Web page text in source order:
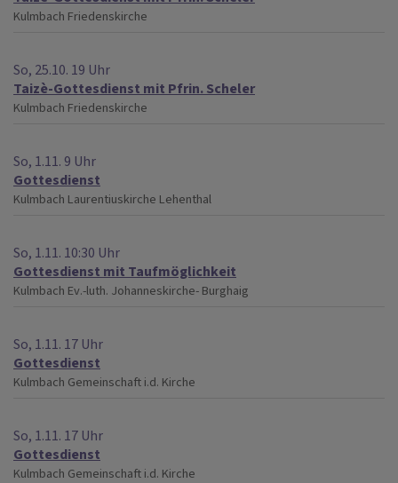
Kulmbach Friedenskirche
So, 25.10. 19 Uhr
Taizè-Gottesdienst mit Pfrin. Scheler
Kulmbach Friedenskirche
So, 1.11. 9 Uhr
Gottesdienst
Kulmbach Laurentiuskirche Lehenthal
So, 1.11. 10:30 Uhr
Gottesdienst mit Taufmöglichkeit
Kulmbach Ev.-luth. Johanneskirche- Burghaig
So, 1.11. 17 Uhr
Gottesdienst
Kulmbach Gemeinschaft i.d. Kirche
So, 1.11. 17 Uhr
Gottesdienst
Kulmbach Gemeinschaft i.d. Kirche